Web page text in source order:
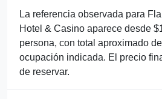
La referencia observada para
Hotel & Casino aparece desde
persona, con total aproximado
ocupación indicada. El precio
de reservar.